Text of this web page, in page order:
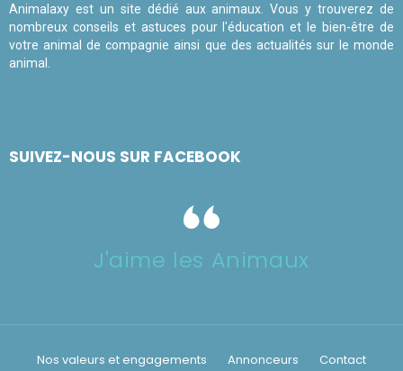
Animalaxy est un site dédié aux animaux. Vous y trouverez de
nombreux conseils et astuces pour l'éducation et le bien-être de
votre animal de compagnie ainsi que des actualités sur le monde
animal.
SUIVEZ-NOUS SUR FACEBOOK
J'aime les Animaux
Nos valeurs et engagements Annonceurs
Contact